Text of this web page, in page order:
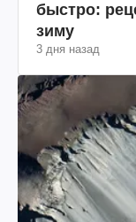
быстро:
зиму
3 дня назад